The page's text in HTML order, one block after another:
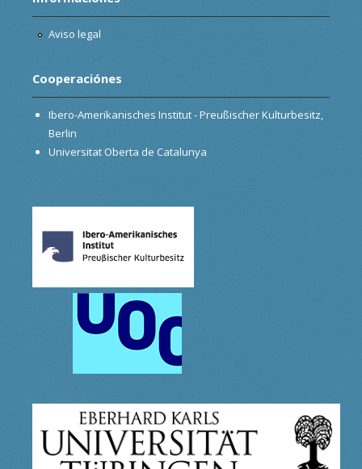
Aviso legal
Cooperaciónes
Ibero-Amerikanisches Institut - Preußischer Kulturbesitz,
Berlin
Universitat Oberta de Catalunya